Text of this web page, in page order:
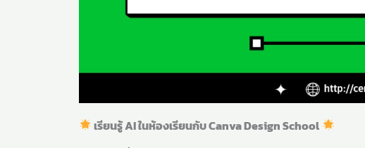
เรียนรู้ AI ในห้องเรียนกับ Canva Design School